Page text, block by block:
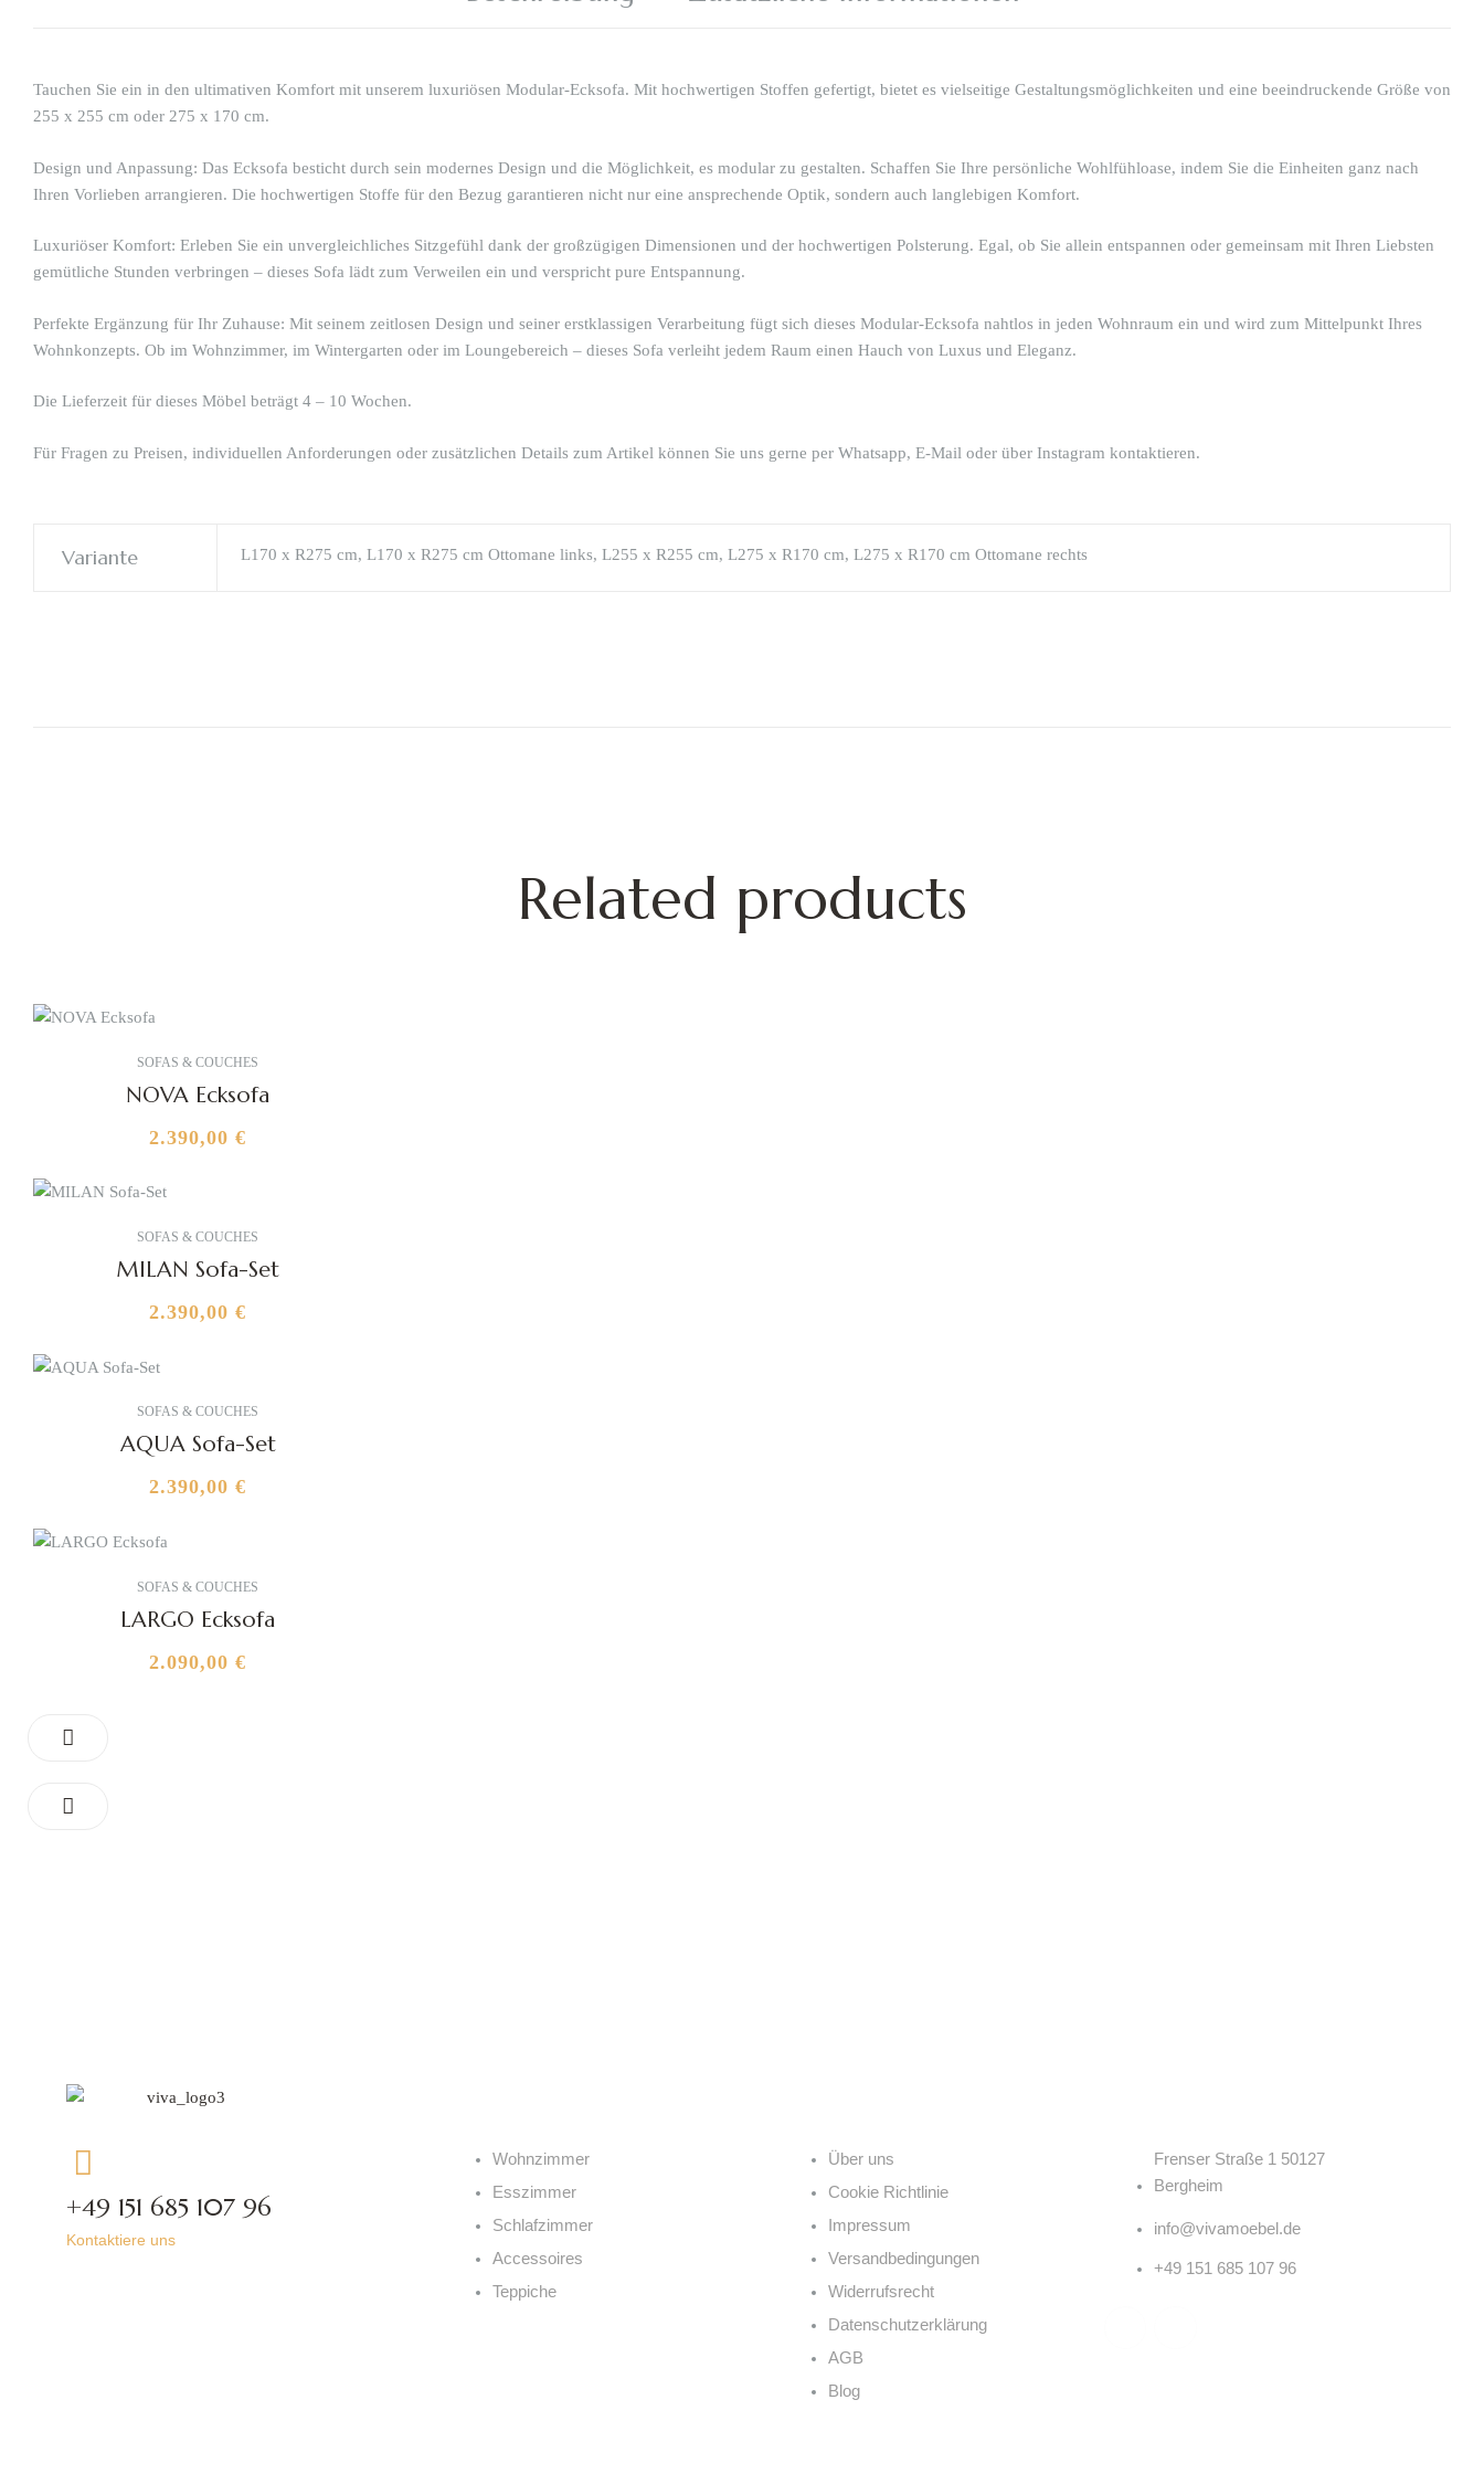
Tauchen Sie ein in den ultimativen Komfort mit unserem luxuriösen Modular-Ecksofa. Mit hochwertigen Stoffen gefertigt, bietet es vielseitige Gestaltungsmöglichkeiten und eine beeindruckende Größe von
255 x 255 cm oder 275 x 170 cm.
Design und Anpassung: Das Ecksofa besticht durch sein modernes Design und die Möglichkeit, es modular zu gestalten. Schaffen Sie Ihre persönliche Wohlfühloase, indem Sie die Einheiten ganz nach
Ihren Vorlieben arrangieren. Die hochwertigen Stoffe für den Bezug garantieren nicht nur eine ansprechende Optik, sondern auch langlebigen Komfort.
Luxuriöser Komfort: Erleben Sie ein unvergleichliches Sitzgefühl dank der großzügigen Dimensionen und der hochwertigen Polsterung. Egal, ob Sie allein entspannen oder gemeinsam mit Ihren Liebsten
gemütliche Stunden verbringen – dieses Sofa lädt zum Verweilen ein und verspricht pure Entspannung.
Perfekte Ergänzung für Ihr Zuhause: Mit seinem zeitlosen Design und seiner erstklassigen Verarbeitung fügt sich dieses Modular-Ecksofa nahtlos in jeden Wohnraum ein und wird zum Mittelpunkt Ihres
Wohnkonzepts. Ob im Wohnzimmer, im Wintergarten oder im Loungebereich – dieses Sofa verleiht jedem Raum einen Hauch von Luxus und Eleganz.
Die Lieferzeit für dieses Möbel beträgt 4 – 10 Wochen.
Für Fragen zu Preisen, individuellen Anforderungen oder zusätzlichen Details zum Artikel können Sie uns gerne per Whatsapp, E-Mail oder über Instagram kontaktieren.
Variante L170 x R275 cm, L170 x R275 cm Ottomane links, L255 x R255 cm, L275 x R170 cm, L275 x R170 cm Ottomane rechts
Related products
SOFAS & COUCHES
NOVA Ecksofa
2.390,00€
SOFAS & COUCHES
MILAN Sofa-Set
2.390,00€
SOFAS & COUCHES
AQUA Sofa-Set
2.390,00€
SOFAS & COUCHES
LARGO Ecksofa
2.090,00€
+49 151 685 107 96
Kontaktiere uns
Wohnzimmer
Esszimmer
Schlafzimmer
Accessoires
Teppiche
Über uns
Cookie Richtlinie
Impressum
Versandbedingungen
Widerrufsrecht
Datenschutzerklärung
AGB
Blog
Frenser Straße 1 50127
Bergheim
info@vivamoebel.de
+49 151 685 107 96